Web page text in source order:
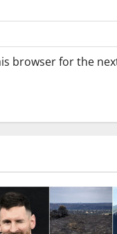
browser for the